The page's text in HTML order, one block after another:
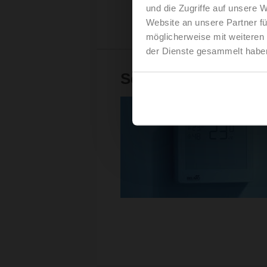
und die Zugriffe auf unsere
Website an unsere Partner
möglicherweise mit
der Dienste gesammelt
Sensoren von